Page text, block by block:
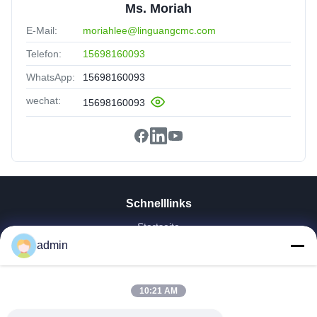
Ms. Moriah
E-Mail: moriahlee@linguangcmc.com
Telefon: 15698160093
WhatsApp: 15698160093
wechat: 15698160093
Schnelllinks
Startseite
VR Show
Über Uns
Fabrik Tour
admin
10:21 AM